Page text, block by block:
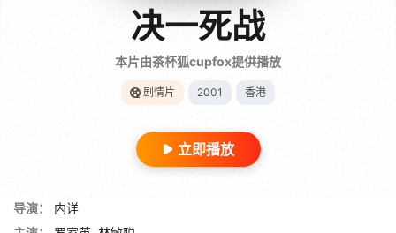
决一死战
本片由茶杯狐cupfox提供播放
剧情片 2001 香港
立即播放
导演：
内详